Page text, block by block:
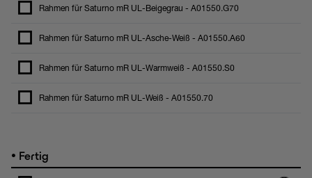
Rahmen für Saturno mR UL-Beigegrau - A01550.G70
Rahmen für Saturno mR UL-Asche-Weiß - A01550.A60
Rahmen für Saturno mR UL-Warmweiß - A01550.S0
Rahmen für Saturno mR UL-Weiß - A01550.70
• Fertig